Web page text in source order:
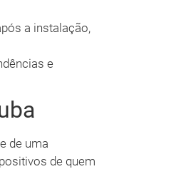
a instalação,
e
de uma
de quem